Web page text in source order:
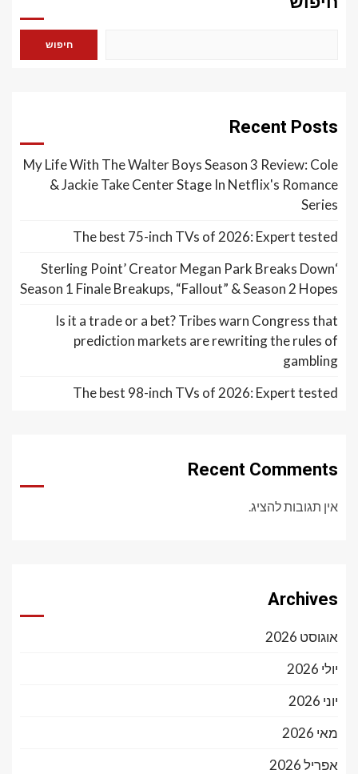
חיפוש
Recent Posts
My Life With The Walter Boys Season 3 Review: Cole
& Jackie Take Center Stage In Netflix's Romance
Series
The best 75-inch TVs of 2026: Expert tested
‘Sterling Point’ Creator Megan Park Breaks Down
Season 1 Finale Breakups, “Fallout” & Season 2 Hopes
Is it a trade or a bet? Tribes warn Congress that
prediction markets are rewriting the rules of
gambling
The best 98-inch TVs of 2026: Expert tested
Recent Comments
אין תגובות להציג.
Archives
אוגוסט 2026
יולי 2026
יוני 2026
מאי 2026
אפריל 2026